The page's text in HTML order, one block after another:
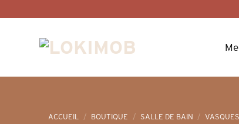
to
ACCUEIL / BOUTIQUE / SALLE DE BAIN /